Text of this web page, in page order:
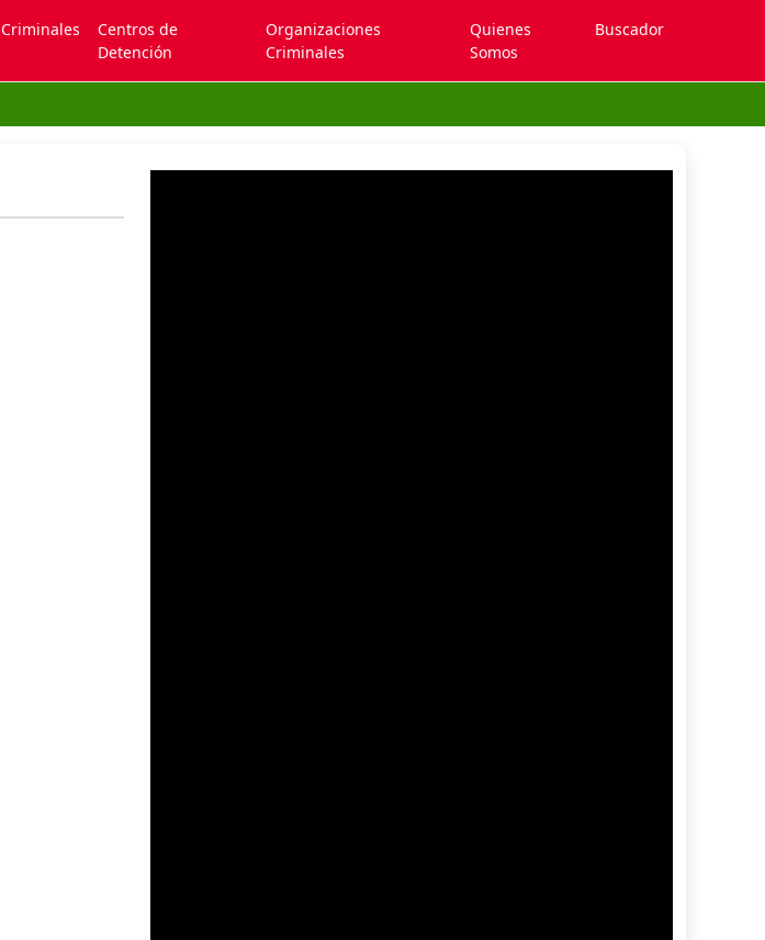
Criminales
Centros de
Detención
Organizaciones
Criminales
Quienes
Somos
Buscador